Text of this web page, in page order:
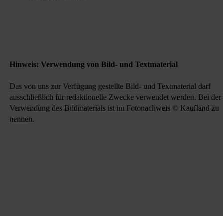
Hinweis: Verwendung von Bild- und Textmaterial
Das von uns zur Verfügung gestellte Bild- und Textmaterial darf
ausschließlich für redaktionelle Zwecke verwendet werden. Bei der
Verwendung des Bildmaterials ist im Fotonachweis © Kaufland zu
nennen.